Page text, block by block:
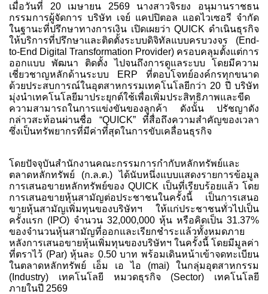
เมื่อวันที่ 20 เมษายน 2569 นางสาวจิรยง อนุมานราชธน
กรรมการผู้จัดการ บริษัท เจย์ แคปปิตอล แอดไวเซอรี จำกัด
ในฐานะที่ปรึกษาทางการเงิน เปิดเผยว่า QUICK ดำเนินธุรกิจ
ให้บริการที่ปรึกษาและติดตั้งระบบดิจิทัลแบบครบวงจร (End-
to-End Digital Transformation Provider) ครอบคลุมตั้งแต่การ
ออกแบบ พัฒนา ติดตั้ง ไปจนถึงการดูแลระบบ โดยมีความ
เชี่ยวชาญหลักด้านระบบ ERP ที่ตอบโจทย์องค์กรทุกขนาด
ด้วยประสบการณ์ในอุตสาหกรรมเทคโนโลยีกว่า 20 ปี บริษัท
มุ่งนำเทคโนโลยีมาประยุกต์ใช้เพื่อเพิ่มประสิทธิภาพและขีด
ความสามารถในการแข่งขันของลูกค้า ดังนั้น ปรัชญาดัง
กล่าวสะท้อนผ่านชื่อ “QUICK” ที่สื่อถึงความสำคัญของเวลา
ซึ่งเป็นทรัพยากรที่มีค่าที่สุดในการขับเคลื่อนธุรกิจ
โดยปัจจุบันสำนักงานคณะกรรมการกำกับหลักทรัพย์และ
ตลาดหลักทรัพย์ (ก.ล.ต.) ได้นับหนึ่งแบบแสดงรายการข้อมูล
การเสนอขายหลักทรัพย์ของ QUICK เป็นที่เรียบร้อยแล้ว โดย
การเสนอขายหุ้นสามัญต่อประชาชนในครั้งนี้ เป็นการเสนอ
ขายหุ้นสามัญเพิ่มทุนของบริษัทฯ ให้แก่ประชาชนทั่วไปเป็น
ครั้งแรก (IPO) จำนวน 32,000,000 หุ้น หรือคิดเป็น 31.37%
ของจำนวนหุ้นสามัญที่ออกและเรียกชำระแล้วทั้งหมดภาย
หลังการเสนอขายหุ้นเพิ่มทุนของบริษัทฯ ในครั้งนี้ โดยมีมูลค่า
ที่ตราไว้ (Par) หุ้นละ 0.50 บาท พร้อมเดินหน้าเข้าจดทะเบียน
ในตลาดหลักทรัพย์ เอ็ม เอ ไอ (mai) ในกลุ่มอุตสาหกรรม
(Industry) เทคโนโลยี หมวดธุรกิจ (Sector) เทคโนโลยี
ภายในปี 2569